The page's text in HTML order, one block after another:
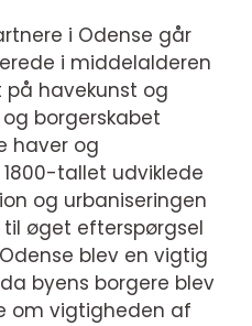
i Odense går
i middelalderen
havekunst og
borgerskabet
haver og
tallet udviklede
og urbaniseringen
øget efterspørgsel
blev en vigtig
byens borgere blev
om vigtigheden af